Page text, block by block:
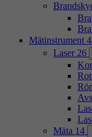
Mätinstrument
Laser 26
Mäta 14